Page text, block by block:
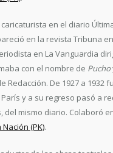
en el diario
en la revista Tribuna en
en La Vanguardia
con el nombre de Pucho
Redacción. De 1927 a 1932
y a su regreso pasó a
del mismo diario. Colaboró
Nación (PK).